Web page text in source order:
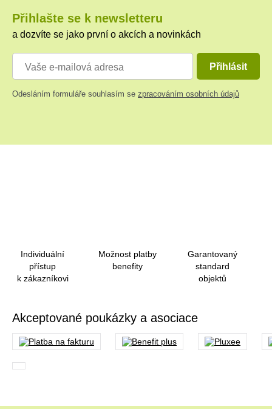
Přihlašte se k newsletteru
a dozvíte se jako první o akcích a novinkách
Přihlásit
Odesláním formuláře souhlasím se zpracováním osobních údajů
Individuální
přístup
k zákazníkovi
Možnost platby
benefity
Garantovaný
standard
objektů
Akceptované poukázky a asociace